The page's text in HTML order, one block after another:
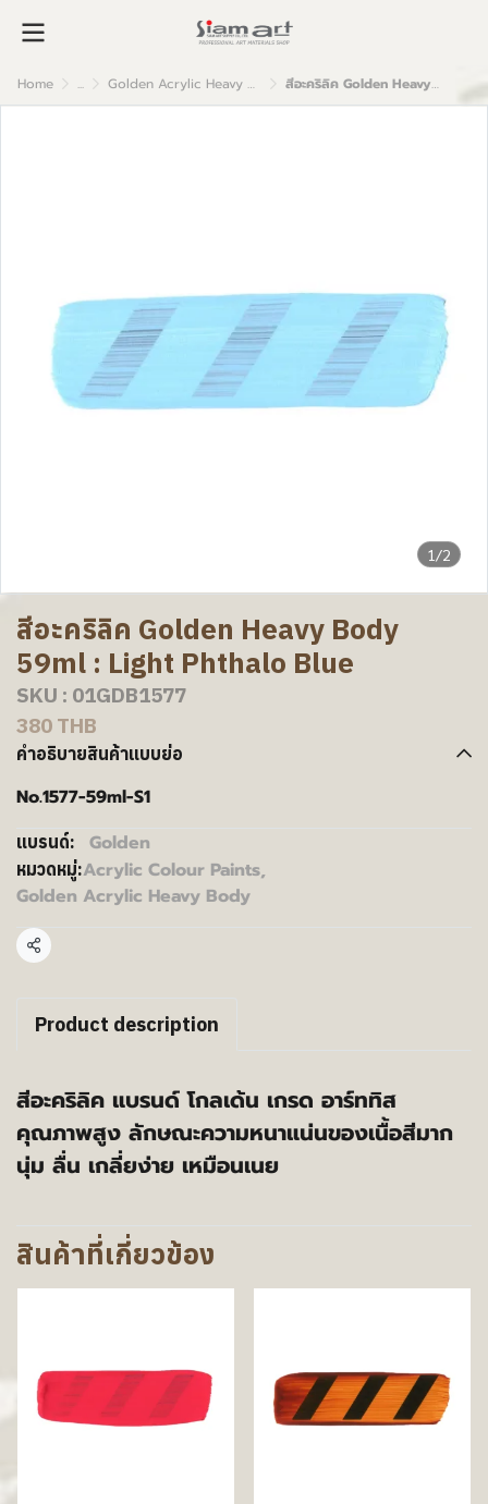
Home ... Golden Acrylic Heavy Body สีอะคริลิค Golden Heavy Body 59ml : Light Phthalo Blue
1/2
สีอะคริลิค Golden Heavy Body
59ml : Light Phthalo Blue
SKU : 01GDB1577
380 THB
คำอธิบายสินค้าแบบย่อ
No.1577-59ml-S1
แบรนด์: Golden
หมวดหมู่:Acrylic Colour Paints,
Golden Acrylic Heavy Body
แชร์
Product description
สีอะคริลิค แบรนด์ โกลเด้น เกรด อาร์ททิส
คุณภาพสูง ลักษณะความหนาแน่นของเนื้อสีมาก
นุ่ม ลื่น เกลี่ยง่าย เหมือนเนย
สินค้าที่เกี่ยวข้อง